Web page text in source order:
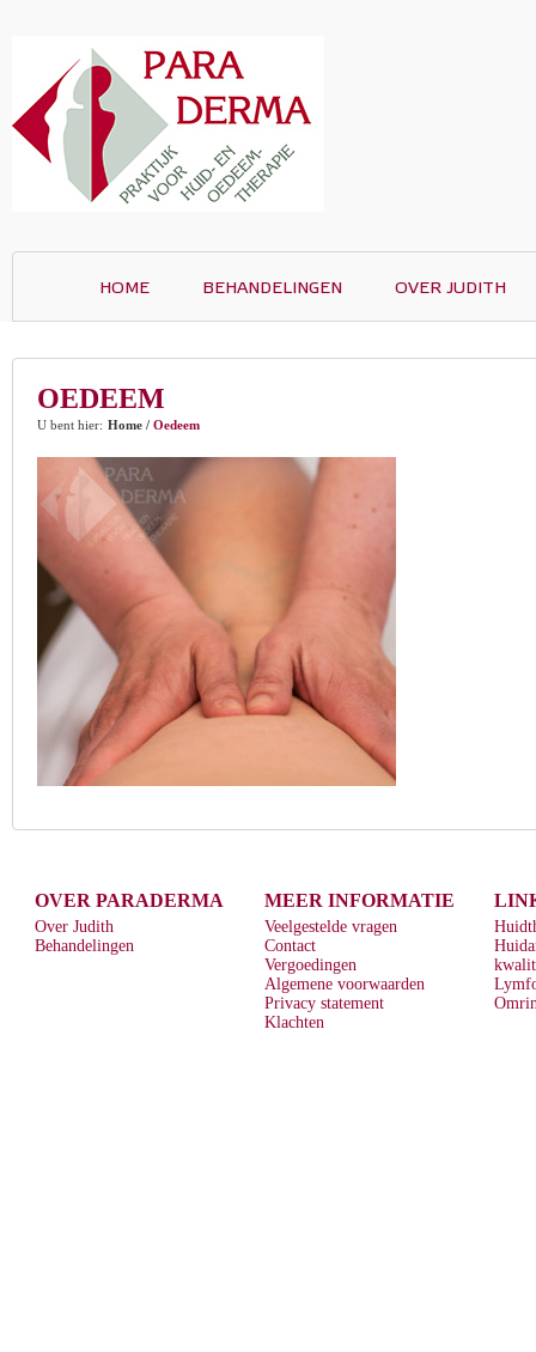
HOME BEHANDELINGEN OVER JUDITH
OEDEEM
U bent hier: Home / Oedeem
OVER PARADERMA
Over Judith
Behandelingen
MEER INFORMATIE
Veelgestelde vragen
Contact
Vergoedingen
Algemene voorwaarden
Privacy statement
Klachten